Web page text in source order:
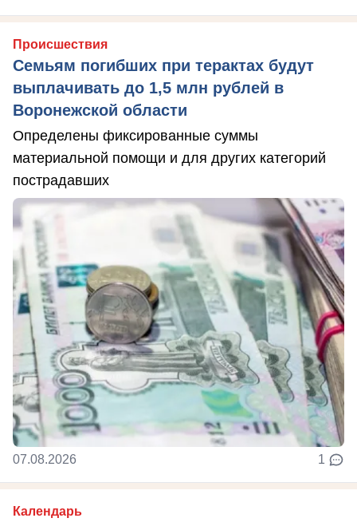
Происшествия
Семьям погибших при терактах будут
выплачивать до 1,5 млн рублей в
Воронежской области
Определены фиксированные суммы
материальной помощи и для других категорий
пострадавших
07.08.2026 1
Календарь